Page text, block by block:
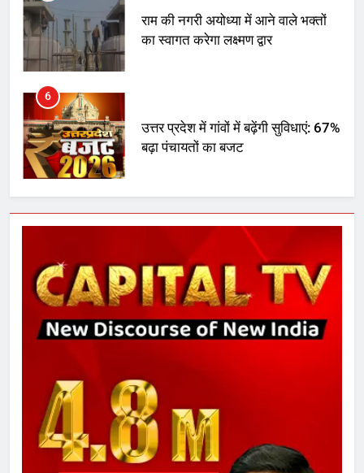
राम की नगरी अयोध्या में आने वाले भक्तों
का स्वागत करेगा लक्ष्मण द्वार
6
उत्तर प्रदेश में गांवों में बढ़ेंगी सुविधाएं: 67%
बढ़ा पंचायतों का बजट
7
गाजा युद्धविराम को लेकर बड़ी खबरें
8
चुनाव से पहले लालू परिवार पर बड़ा झटका,
तय किए
1
SRN अस्पताल का नाम अमर शहीद ठाकुर
रोशन सिंह के नाम पर करने की मांग तेज